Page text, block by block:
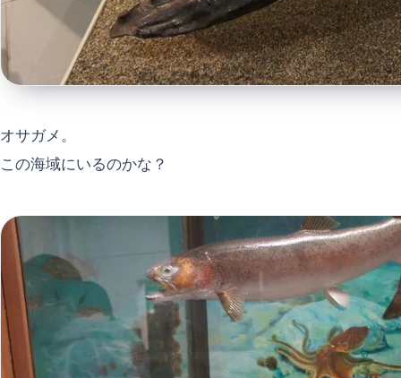
オサガメ。
この海域にいるのかな？